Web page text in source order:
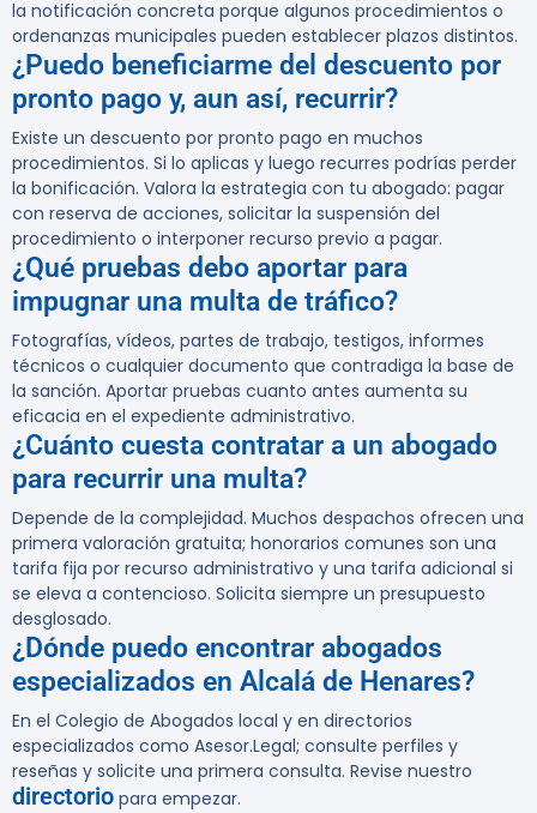
la notificación concreta porque algunos procedimientos o
ordenanzas municipales pueden establecer plazos distintos.
¿Puedo beneficiarme del descuento por
pronto pago y, aun así, recurrir?
Existe un descuento por pronto pago en muchos
procedimientos. Si lo aplicas y luego recurres podrías perder
la bonificación. Valora la estrategia con tu abogado: pagar
con reserva de acciones, solicitar la suspensión del
procedimiento o interponer recurso previo a pagar.
¿Qué pruebas debo aportar para
impugnar una multa de tráfico?
Fotografías, vídeos, partes de trabajo, testigos, informes
técnicos o cualquier documento que contradiga la base de
la sanción. Aportar pruebas cuanto antes aumenta su
eficacia en el expediente administrativo.
¿Cuánto cuesta contratar a un abogado
para recurrir una multa?
Depende de la complejidad. Muchos despachos ofrecen una
primera valoración gratuita; honorarios comunes son una
tarifa fija por recurso administrativo y una tarifa adicional si
se eleva a contencioso. Solicita siempre un presupuesto
desglosado.
¿Dónde puedo encontrar abogados
especializados en Alcalá de Henares?
En el Colegio de Abogados local y en directorios
especializados como Asesor.Legal; consulte perfiles y
reseñas y solicite una primera consulta. Revise nuestro
directorio para empezar.